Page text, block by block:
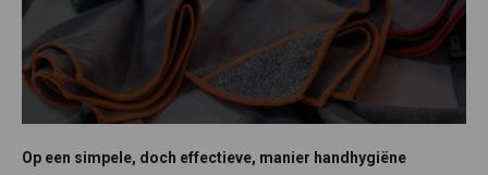
Op een simpele, doch effectieve, manier handhygiëne